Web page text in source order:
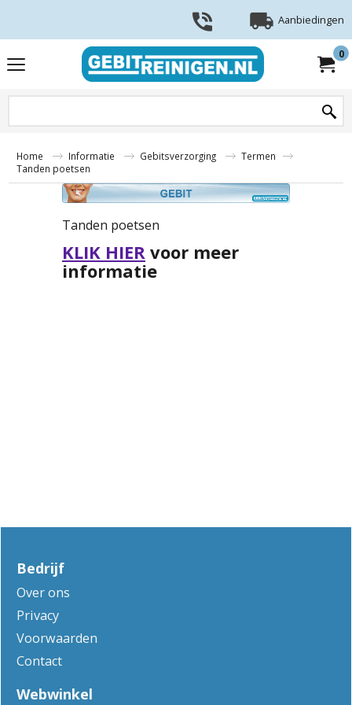
Aanbiedingen
0
Home Informatie Gebitsverzorging
Termen
Tanden poetsen
Tanden poetsen
KLIK HIER voor meer
informatie
Bedrijf
Over ons
Privacy
Voorwaarden
Contact
Webwinkel